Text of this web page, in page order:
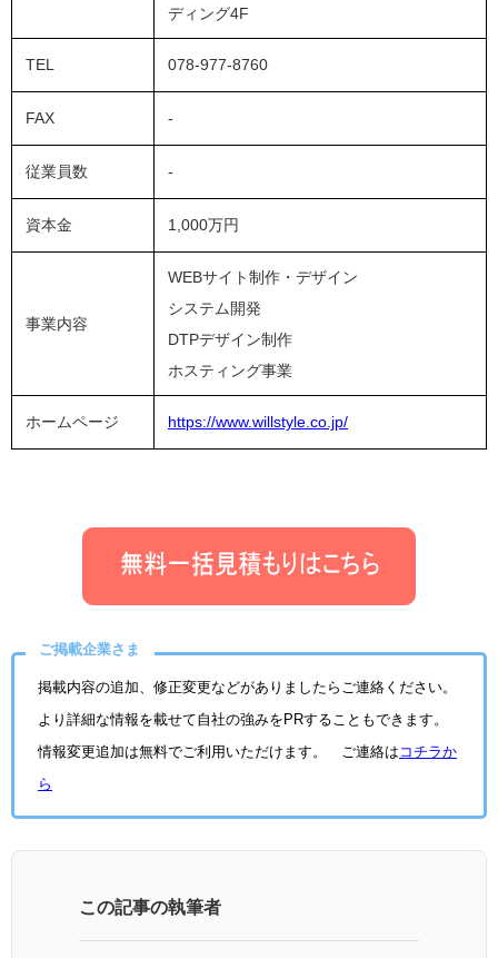
ディング4F
TEL 078-977-8760
FAX -
従業員数 -
資本金 1,000万円
事業内容
WEBサイト制作・デザイン
システム開発
DTPデザイン制作
ホスティング事業
ホームページ https://www.willstyle.co.jp/
ご掲載企業さま
掲載内容の追加、修正変更などがありましたらご連絡ください。
より詳細な情報を載せて自社の強みをPRすることもできます。
情報変更追加は無料でご利用いただけます。 ご連絡は コチラか
ら
この記事の執筆者